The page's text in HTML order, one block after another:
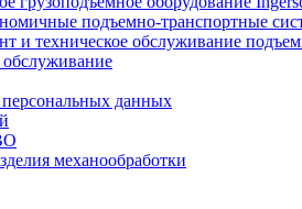
подъемно-транспортные
и техническое обслуживание
данных
механообработки